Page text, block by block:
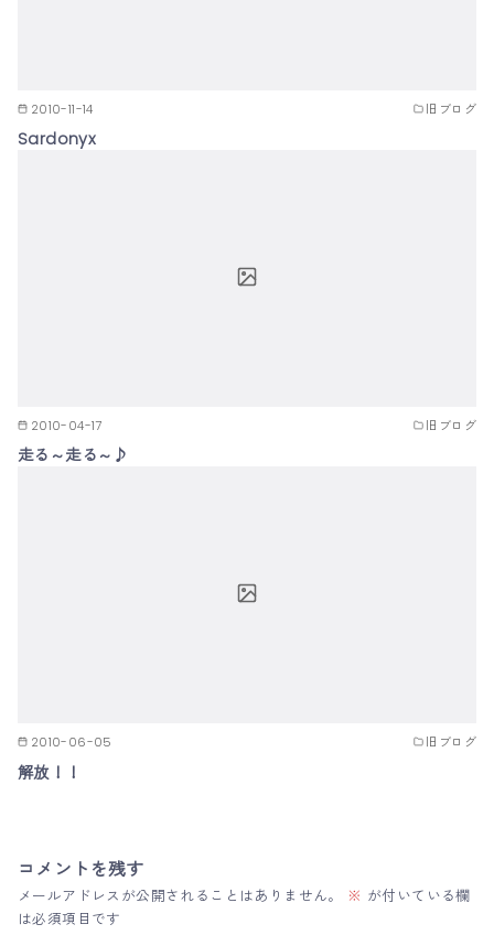
2010-11-14 旧ブログ
Sardonyx
2010-04-17 旧ブログ
走る～走る～♪
2010-06-05 旧ブログ
解放！！
コメントを残す
メールアドレスが公開されることはありません。 ※ が付いている欄
は必須項目です